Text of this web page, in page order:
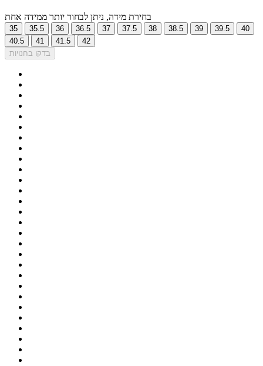
בחירת מידה, ניתן לבחור יותר ממידה אחת
35 35.5 36 36.5 37 37.5 38 38.5 39 39.5
40
40.5
41 41.5
42
בדקו בחנויות